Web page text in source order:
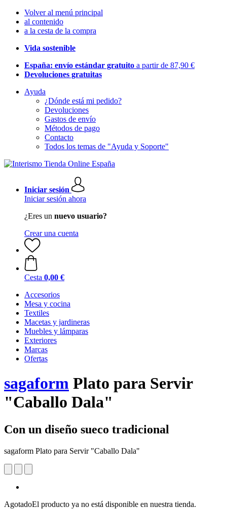
Volver al menú principal
al contenido
a la cesta de la compra
Vida sostenible
España: envío estándar gratuito a partir de 87,90 €
Devoluciones gratuitas
Ayuda
¿Dónde está mi pedido?
Devoluciones
Gastos de envío
Métodos de pago
Contacto
Todos los temas de "Ayuda y Soporte"
Iniciar sesión
Iniciar sesión ahora
¿Eres un nuevo usuario?
Crear una cuenta
Cesta 0,00 €
Accesorios
Mesa y cocina
Textiles
Macetas y jardineras
Muebles y lámparas
Exteriores
Marcas
Ofertas
sagaform Plato para Servir
"Caballo Dala"
Con un diseño sueco tradicional
sagaform Plato para Servir "Caballo Dala"
AgotadoEl producto ya no está disponible en nuestra tienda.